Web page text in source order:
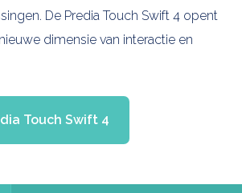
De Predia Touch Swift 4 opent
dimensie van interactie en
Touch Swift 4